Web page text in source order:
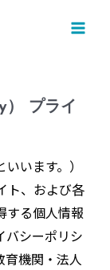
プライ
います。）
ト、および各
する個人情報
バシーポリシ
育機関・法人